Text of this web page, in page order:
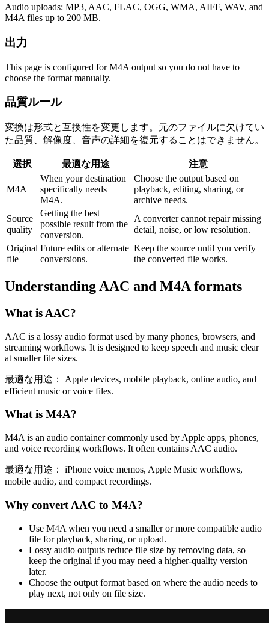
Audio uploads: MP3, AAC, FLAC, OGG, WMA, AIFF, WAV, and
M4A files up to 200 MB.
出力
This page is configured for M4A output so you do not have to
choose the format manually.
品質ルール
変換は形式と互換性を変更します。元のファイルに欠けてい
た品質、解像度、音声の詳細を復元することはできません。
選択 最適な用途 注意
M4A
When your destination
specifically needs
M4A.
Choose the output based on
playback, editing, sharing, or
archive needs.
Source
quality
Getting the best
possible result from the
conversion.
A converter cannot repair missing
detail, noise, or low resolution.
Original
file
Future edits or alternate
conversions.
Keep the source until you verify
the converted file works.
Understanding AAC and M4A formats
What is AAC?
AAC is a lossy audio format used by many phones, browsers, and
streaming workflows. It is designed to keep speech and music clear
at smaller file sizes.
最適な用途：
Apple devices, mobile playback, online audio, and
efficient music or voice files.
What is M4A?
M4A is an audio container commonly used by Apple apps, phones,
and voice recording workflows. It often contains AAC audio.
最適な用途：
iPhone voice memos, Apple Music workflows,
mobile audio, and compact recordings.
Why convert AAC to M4A?
Use M4A when you need a smaller or more compatible audio
file for playback, sharing, or upload.
Lossy audio outputs reduce file size by removing data, so
keep the original if you may need a higher-quality version
later.
Choose the output format based on where the audio needs to
play next, not only on file size.